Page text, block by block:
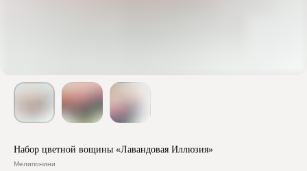
Набор цветной вощины «Лавандовая Иллюзия»
Мелипонини